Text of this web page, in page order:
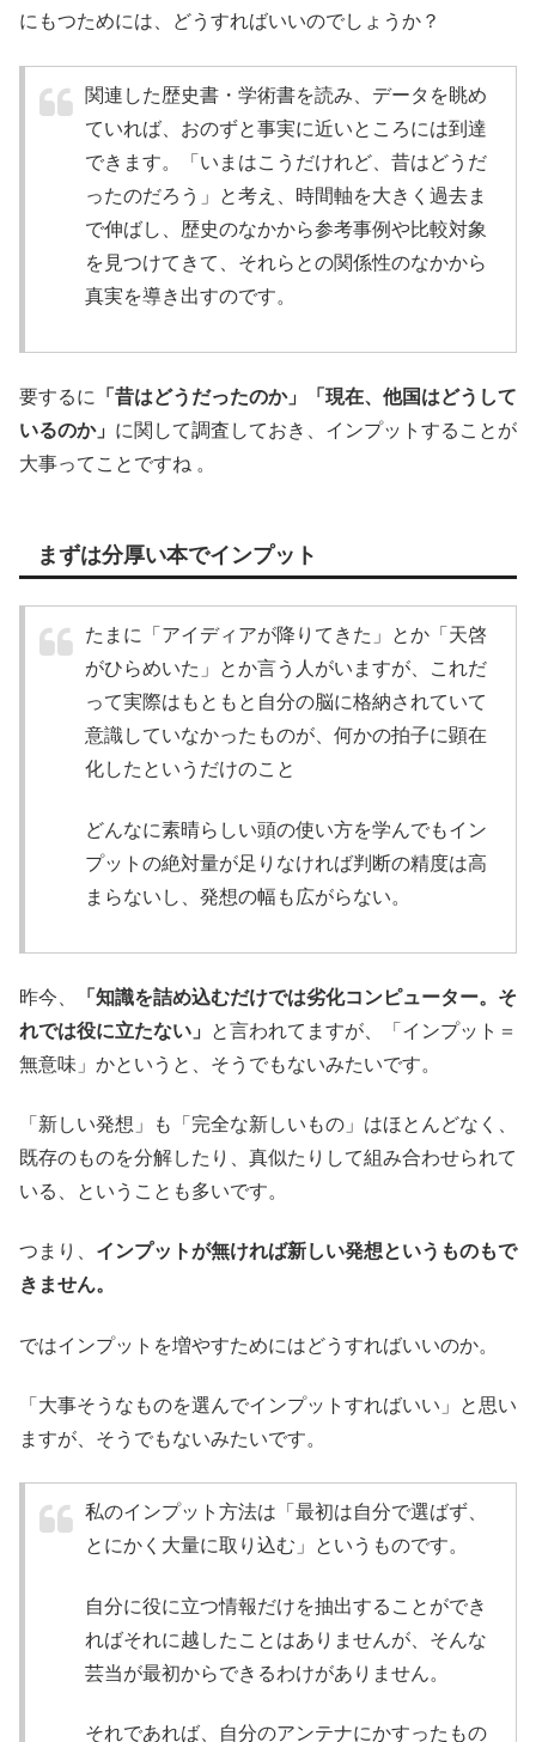
にもつためには、どうすればいいのでしょうか？
関連した歴史書・学術書を読み、データを眺め
ていれば、おのずと事実に近いところには到達
できます。「いまはこうだけれど、昔はどうだ
ったのだろう」と考え、時間軸を大きく過去ま
で伸ばし、歴史のなかから参考事例や比較対象
を見つけてきて、それらとの関係性のなかから
真実を導き出すのです。
要するに
「昔はどうだったのか」「現在、他国はどうして
いるのか」 に関して調査しておき、インプットすることが
大事ってことですね 。
まずは分厚い本でインプット
たまに「アイディアが降りてきた」とか「天啓
がひらめいた」とか言う人がいますが、これだ
って実際はもともと自分の脳に格納されていて
意識していなかったものが、何かの拍子に顕在
化したというだけのこと
どんなに素晴らしい頭の使い方を学んでもイン
プットの絶対量が足りなければ判断の精度は高
まらないし、発想の幅も広がらない。
昨今、
「知識を詰め込むだけでは劣化コンピューター。そ
れでは役に立たない」
と言われてますが、「インプット＝
無意味」かというと、そうでもないみたいです。
「新しい発想」も「完全な新しいもの」はほとんどなく、
既存のものを分解したり、真似たりして組み合わせられて
いる、ということも多いです。
つまり、 インプットが無ければ新しい発想というものもで
きません。
ではインプットを増やすためにはどうすればいいのか。
「大事そうなものを選んでインプットすればいい」と思い
ますが、そうでもないみたいです。
私のインプット方法は「最初は自分で選ばず、
とにかく大量に取り込む」というものです。
自分に役に立つ情報だけを抽出することができ
ればそれに越したことはありませんが、そんな
芸当が最初からできるわけがありません。
それであれば、自分のアンテナにかすったもの